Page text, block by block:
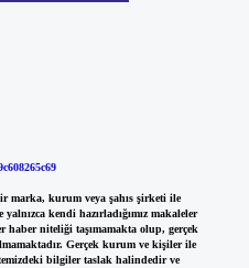
marka, kurum veya şahıs şirketi ile
kendi hazırladığımız makaleler
haber niteliği taşımamakta olup, gerçek
Gerçek kurum ve kişiler ile
bilgiler taslak halindedir ve